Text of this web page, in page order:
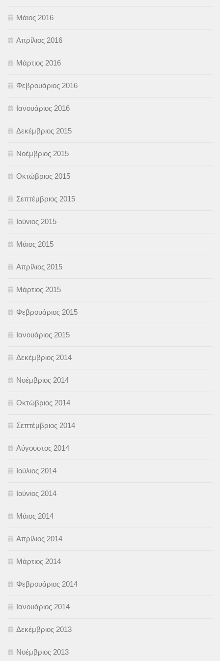
Μάιος 2016
Απρίλιος 2016
Μάρτιος 2016
Φεβρουάριος 2016
Ιανουάριος 2016
Δεκέμβριος 2015
Νοέμβριος 2015
Οκτώβριος 2015
Σεπτέμβριος 2015
Ιούνιος 2015
Μάιος 2015
Απρίλιος 2015
Μάρτιος 2015
Φεβρουάριος 2015
Ιανουάριος 2015
Δεκέμβριος 2014
Νοέμβριος 2014
Οκτώβριος 2014
Σεπτέμβριος 2014
Αύγουστος 2014
Ιούλιος 2014
Ιούνιος 2014
Μάιος 2014
Απρίλιος 2014
Μάρτιος 2014
Φεβρουάριος 2014
Ιανουάριος 2014
Δεκέμβριος 2013
Νοέμβριος 2013